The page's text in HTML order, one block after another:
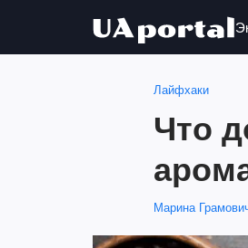
Лайфхаки
Что
Марина